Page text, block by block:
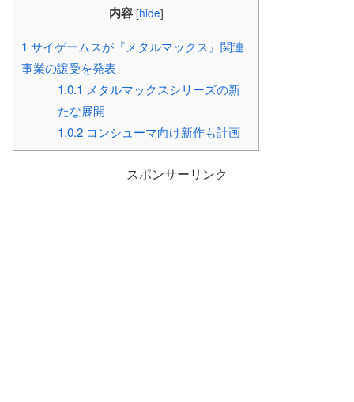
内容 [hide]
1 サイゲームスが『メタルマックス』関連
事業の譲受を発表
1.0.1 メタルマックスシリーズの新
たな展開
1.0.2コンシューマ向け新作も計画
スポンサーリンク